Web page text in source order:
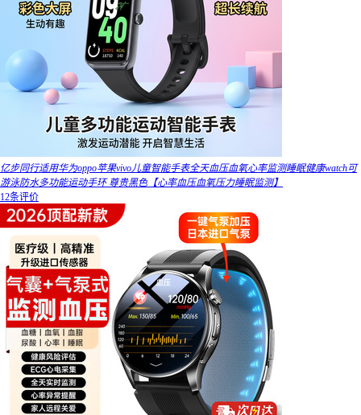
亿步同行适用华为oppo苹果vivo儿童智能手表全天血压血氧心率监测睡眠健康watch可
游泳防水多功能运动手环 尊贵黑色【心率血压血氧压力睡眠监测】
12条评价